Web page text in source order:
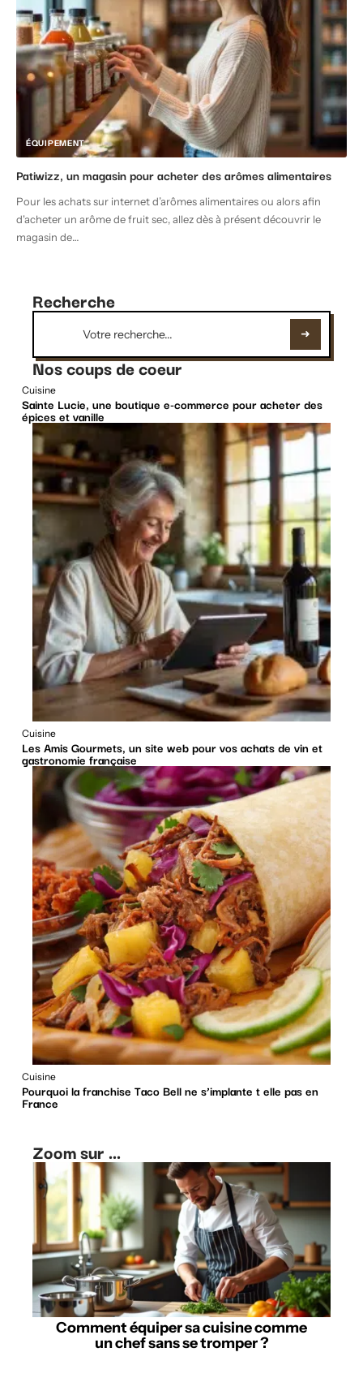
ÉQUIPEMENT
Patiwizz, un magasin pour acheter des arômes alimentaires
Pour les achats sur internet d’arômes alimentaires ou alors afin
d'acheter un arôme de fruit sec, allez dès à présent découvrir le
magasin de…
Recherche
Nos coups de coeur
Cuisine
Sainte Lucie, une boutique e-commerce pour acheter des
épices et vanille
Cuisine
Les Amis Gourmets, un site web pour vos achats de vin et
gastronomie française
Cuisine
Pourquoi la franchise Taco Bell ne s’implante t elle pas en
France
Zoom sur ...
Comment équiper sa cuisine comme
un chef sans se tromper ?